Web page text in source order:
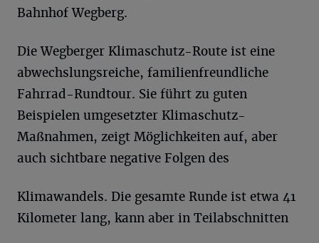
Bahnhof Wegberg.
Die Wegberger Klimaschutz-Route ist eine
abwechslungsreiche, familienfreundliche
Fahrrad-Rundtour. Sie führt zu guten
Beispielen umgesetzter Klimaschutz-
Maßnahmen, zeigt Möglichkeiten auf, aber
auch sichtbare negative Folgen des
Klimawandels. Die gesamte Runde ist etwa 41
Kilometer lang, kann aber in Teilabschnitten